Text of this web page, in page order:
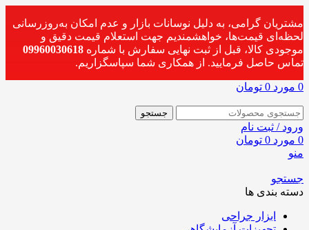
مشتریان گرامی، به دلیل نوسانات بازار و عدم امکان به‌روزرسانی
لحظه‌ای قیمت‌ها، خواهشمندیم جهت استعلام قیمت دقیق و
موجودی کالا، قبل از ثبت نهایی سفارش با شماره 09960030618
تماس حاصل فرمایید. از همکاری شما سپاسگزاریم.
0 مورد 0 تومان
جستجو
ورود / ثبت نام
0 مورد 0 تومان
منو
جستجو
دسته بندی ها
ابزار جراحی